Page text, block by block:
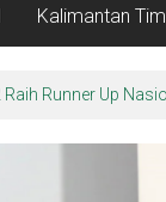
Kalimantan
Berkarakter